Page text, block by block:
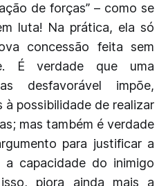
de forças” – como se
luta! Na prática, ela só
concessão feita sem
É verdade que uma
desfavorável impõe,
possibilidade de realizar
mas também é verdade
para justificar a
a capacidade do inimigo
piora ainda mais a